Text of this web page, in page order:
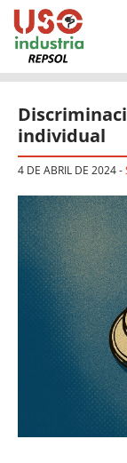
Skip to main content
individual
4 DE ABRIL DE 2024-